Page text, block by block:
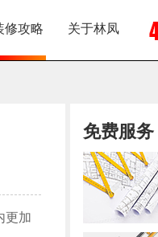
修攻略 关于林凤
更加
免费服务